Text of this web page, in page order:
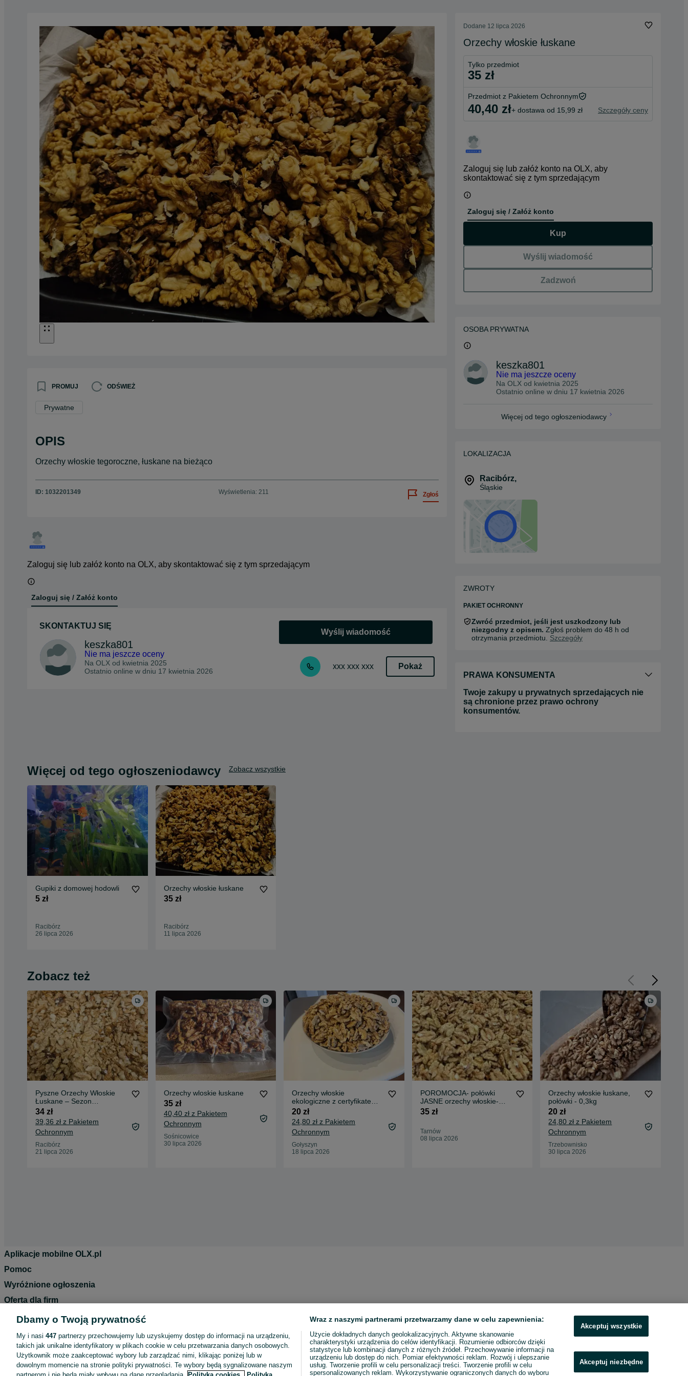
PROMUJ ODŚWIEŻ
Prywatne
OPIS
Orzechy włoskie tegoroczne, łuskane na bieżąco
ID: 1032201349 Wyświetlenia: 211 Zgłoś
Zaloguj się lub załóż konto na OLX, aby skontaktować się z tym sprzedającym
Zaloguj się / Załóż konto
SKONTAKTUJ SIĘ
keszka801
Nie ma jeszcze oceny
Na OLX od kwietnia 2025
Ostatnio online w dniu 17 kwietnia 2026
Wyślij wiadomość
xxx xxx xxx Pokaż
Dodane 12 lipca 2026
Orzechy włoskie łuskane
Tylko przedmiot
35 zł
Przedmiot z Pakietem Ochronnym
40,40 zł+ dostawa od 15,99 zł Szczegóły ceny
Zaloguj się lub załóż konto na OLX, aby
skontaktować się z tym sprzedającym
Zaloguj się / Załóż konto
Kup
Wyślij wiadomość
Zadzwoń
OSOBA PRYWATNA
keszka801
Nie ma jeszcze oceny
Na OLX od kwietnia 2025
Ostatnio online w dniu 17 kwietnia 2026
Więcej od tego ogłoszeniodawcy
LOKALIZACJA
Racibórz,
Śląskie
ZWROTY
PAKIET OCHRONNY
Zwróć przedmiot, jeśli jest uszkodzony lub
niezgodny z opisem. Zgłoś problem do 48 h od
otrzymania przedmiotu. Szczegóły
PRAWA KONSUMENTA
Twoje zakupy u prywatnych sprzedających nie
są chronione przez prawo ochrony
konsumentów.
Więcej od tego ogłoszeniodawcy Zobacz wszystkie
Gupiki z domowej hodowli
5 zł
Racibórz
26 lipca 2026
Orzechy włoskie łuskane
35 zł
Racibórz
11 lipca 2026
Zobacz też
Pyszne Orzechy Włoskie
Łuskane – Sezon
2025/2026
34 zł
39,36 zł z Pakietem
Ochronnym
Racibórz
21 lipca 2026
Orzechy wloskie łuskane
35 zł
40,40 zł z Pakietem
Ochronnym
Sośnicowice
30 lipca 2026
Orzechy włoskie
ekologiczne z certyfikatem
0,25 kg
20 zł
24,80 zł z Pakietem
Ochronnym
Gołyszyn
18 lipca 2026
POROMOCJA- połówki
JASNE orzechy włoskie-
Sprzedam
35 zł
Tarnów
08 lipca 2026
Orzechy włoskie łuskane,
połówki - 0,3kg
20 zł
24,80 zł z Pakietem
Ochronnym
Trzebownisko
30 lipca 2026
Aplikacje mobilne OLX.pl
Pomoc
Wyróżnione ogłoszenia
Oferta dla firm
Blog
Polityka prywatności
Reklama
Dbamy o Twoją prywatność
My i nasi 447 partnerzy przechowujemy lub uzyskujemy dostęp do informacji na urządzeniu,
takich jak unikalne identyfikatory w plikach cookie w celu przetwarzania danych osobowych.
Użytkownik może zaakceptować wybory lub zarządzać nimi, klikając poniżej lub w
dowolnym momencie na stronie polityki prywatności. Te wybory będą sygnalizowane naszym
Wraz z naszymi partnerami przetwarzamy dane w celu zapewnienia:
Użycie dokładnych danych geolokalizacyjnych. Aktywne skanowanie
charakterystyki urządzenia do celów identyfikacji. Rozumienie odbiorców dzięki
statystyce lub kombinacji danych z różnych źródeł. Przechowywanie informacji na
urządzeniu lub dostęp do nich. Pomiar efektywności reklam. Rozwój i ulepszanie
usług. Tworzenie profili w celu personalizacji treści. Tworzenie profili w celu
spersonalizowanych reklam. Wykorzystywanie ograniczonych danych do wyboru
Akceptuj wszystkie
Akceptuj niezbędne